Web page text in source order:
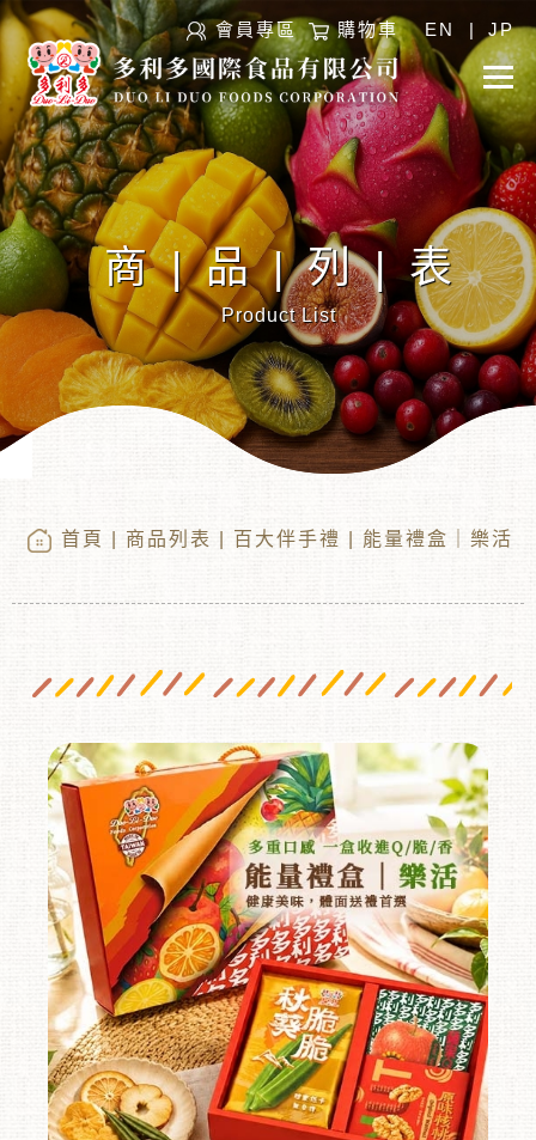
會員專區 購物車 EN JP
商|品|列|表
Product List
首頁 商品列表 百大伴手禮 | 能量禮盒｜樂活